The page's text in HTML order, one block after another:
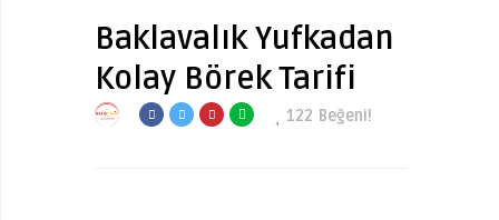
Baklavalık Yufkadan
Kolay Börek Tarifi
122 Beğeni!